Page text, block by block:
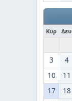
Κυρ Δευ
3
4
10
11
17
18